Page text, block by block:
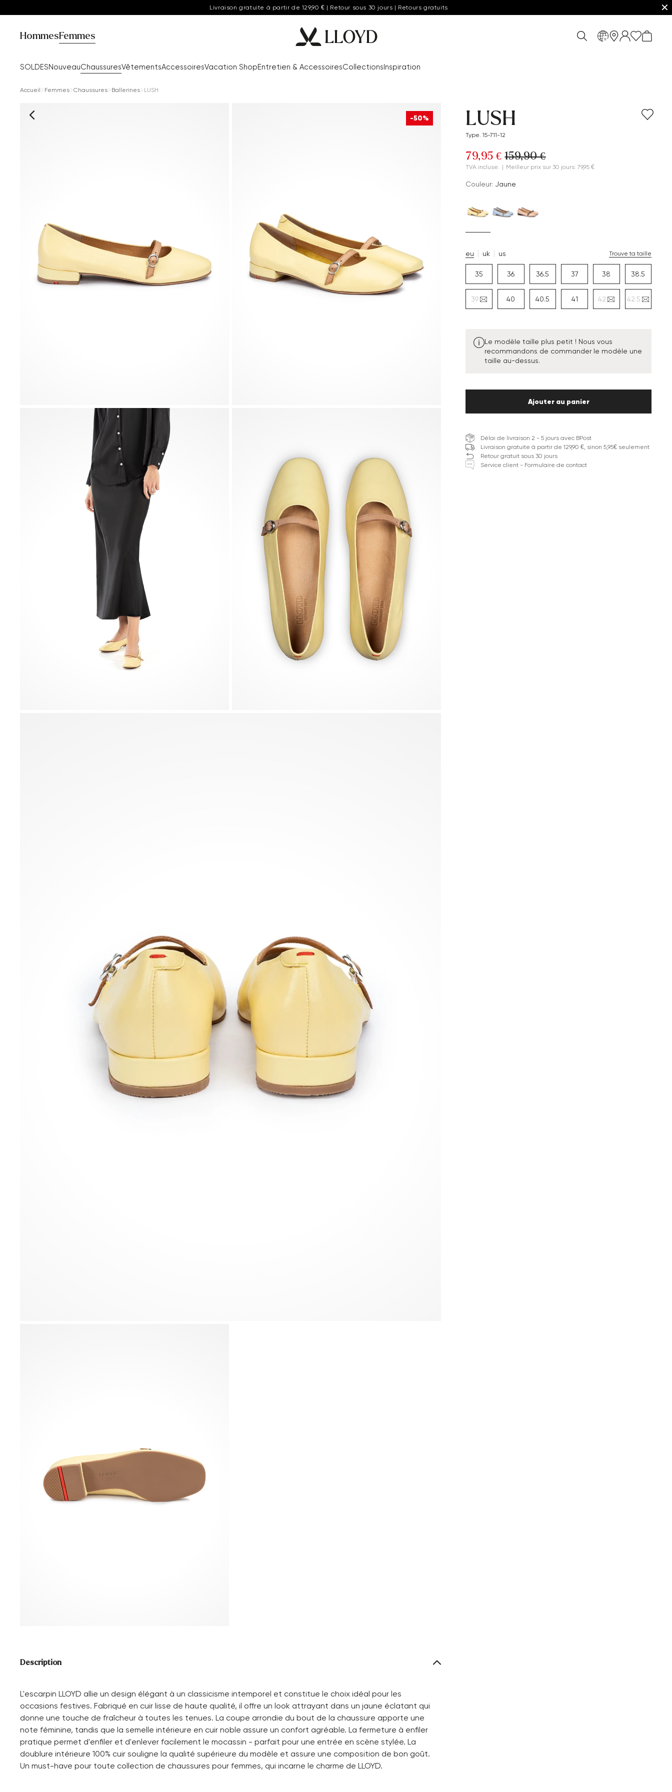
Livraison gratuite à partir de 129,90 € | Retour sous 30 jours | Retours gratuits ✕
HommesFemmes
SOLDESNouveauChaussuresVêtementsAccessoiresVacation ShopEntretien & AccessoiresCollectionsInspiration
fr
Accueil Femmes Chaussures Ballerines LUSH
-50%
Description
L'escarpin LLOYD allie un design élégant à un classicisme intemporel et constitue le choix idéal pour les
occasions festives. Fabriqué en cuir lisse de haute qualité, il offre un look attrayant dans un jaune éclatant qui
donne une touche de fraîcheur à toutes les tenues. La coupe arrondie du bout de la chaussure apporte une
note féminine, tandis que la semelle intérieure en cuir noble assure un confort agréable. La fermeture à enfiler
pratique permet d'enfiler et d'enlever facilement le mocassin - parfait pour une entrée en scène stylée. La
doublure intérieure 100% cuir souligne la qualité supérieure du modèle et assure une composition de bon goût.
Un must-have pour toute collection de chaussures pour femmes, qui incarne le charme de LLOYD.
LUSH
Type. 15-711-12
79,95 € 159,90 €
TVA incluse. | Meilleur prix sur 30 jours: 79,95 €
Couleur: Jaune
eu uk us Trouve ta taille
35 36 36.5 37 38 38.5
39 40 40.5 41 42 42.5
Le modèle taille plus petit ! Nous vous
recommandons de commander le modèle une
taille au-dessus.
Ajouter au panier
Délai de livraison 2 - 5 jours avec BPost
Livraison gratuite à partir de 129,90 €, sinon 5,95€ seulement
Retour gratuit sous 30 jours
Service client - Formulaire de contact